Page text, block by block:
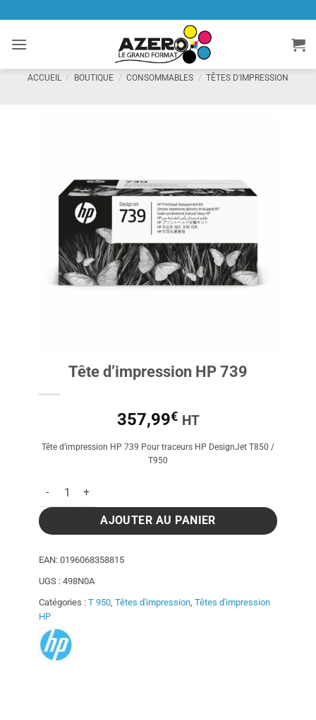
contenu
ACCUEIL / BOUTIQUE / CONSOMMABLES / TÊTES D'IMPRESSION
Tête d’impression HP 739
357,99€ HT
Tête d’impression HP 739 Pour traceurs HP DesignJet T850 /
T950
quantité de Tête d'impression HP 739
AJOUTER AU PANIER
EAN: 0196068358815
UGS : 498N0A
Catégories : T 950 Têtes d'impression Têtes d'impression
HP